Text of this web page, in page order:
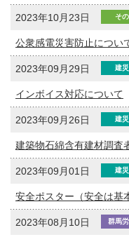
2023年10月23日 そ
公衆感電災害防止につい
2023年09月29日 建
インボイス対応について
2023年09月26日 建
建築物石綿含有建材調査
2023年09月01日 建
安全ポスター（安全は基
2023年08月10日 群馬